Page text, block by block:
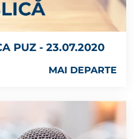
PUZ - 23.07.2020
MAI DEPARTE